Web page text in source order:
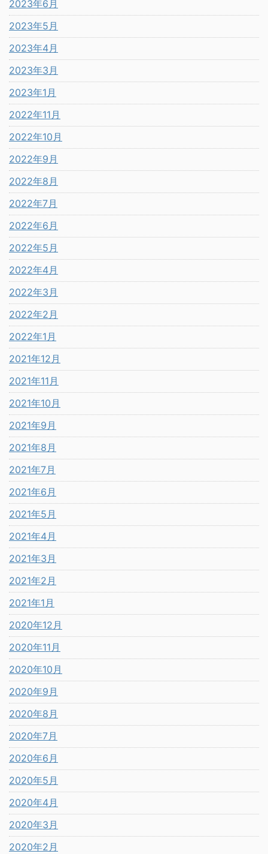
2023年6月
2023年5月
2023年4月
2023年3月
2023年1月
2022年11月
2022年10月
2022年9月
2022年8月
2022年7月
2022年6月
2022年5月
2022年4月
2022年3月
2022年2月
2022年1月
2021年12月
2021年11月
2021年10月
2021年9月
2021年8月
2021年7月
2021年6月
2021年5月
2021年4月
2021年3月
2021年2月
2021年1月
2020年12月
2020年11月
2020年10月
2020年9月
2020年8月
2020年7月
2020年6月
2020年5月
2020年4月
2020年3月
2020年2月